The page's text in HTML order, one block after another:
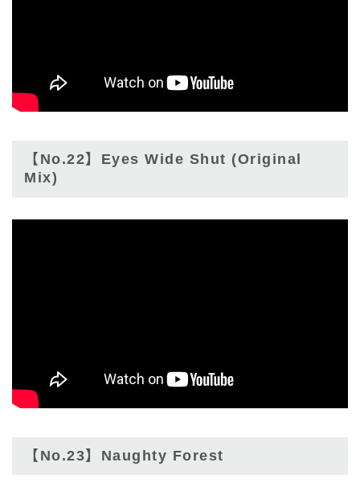
【No.22】Eyes Wide Shut (Original
Mix)
【No.23】Naughty Forest